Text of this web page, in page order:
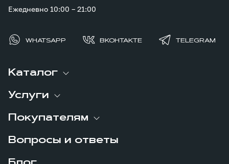
Каталог
Услуги
Покупателям
Вопросы и ответы
Ежедневно 10:00 – 21:00
WHATSAPP ВКОНТАКТЕ TELEGRAM